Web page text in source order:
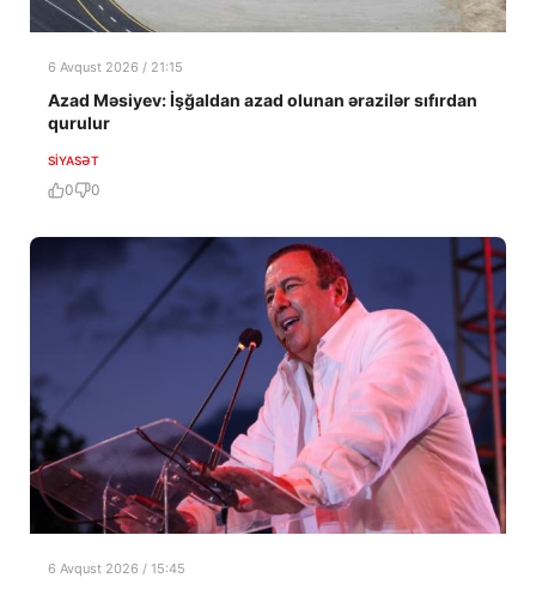
6 Avqust 2026 / 21:15
Azad Məsiyev: İşğaldan azad olunan ərazilər sıfırdan
qurulur
SIYASƏT
0 0
6 Avqust 2026 / 15:45